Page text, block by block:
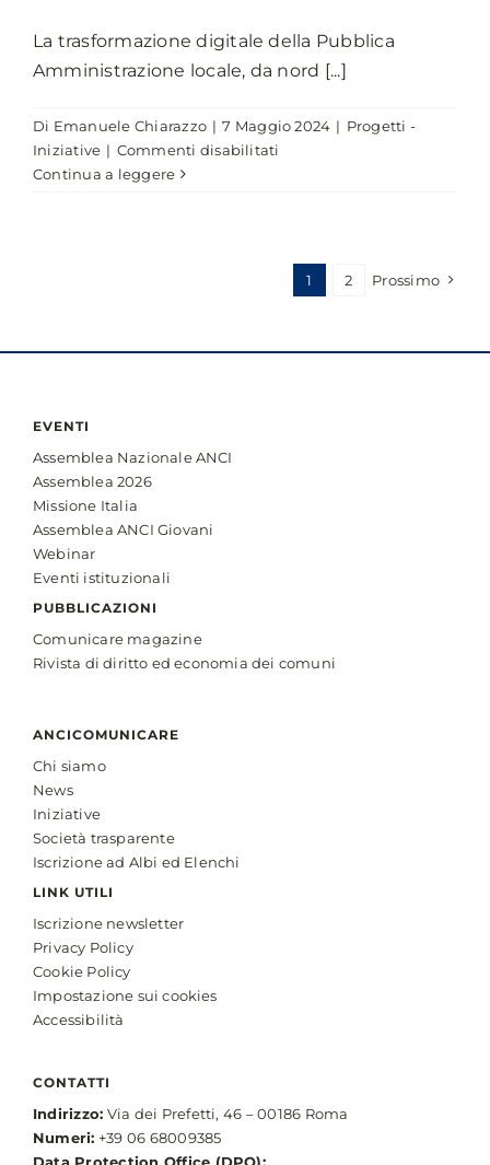
La trasformazione digitale della Pubblica
Amministrazione locale, da nord [...]
Di Emanuele Chiarazzo | 7 Maggio 2024 | Progetti -
Iniziative | Commenti disabilitati
sostenibili.
Continua a leggere
1 2 Prossimo
EVENTI
Assemblea Nazionale ANCI
Assemblea 2026
Missione Italia
Assemblea ANCI Giovani
Webinar
Eventi istituzionali
PUBBLICAZIONI
Comunicare magazine
Rivista di diritto ed economia dei comuni
ANCICOMUNICARE
Chi siamo
News
Iniziative
Società trasparente
Iscrizione ad Albi ed Elenchi
LINK UTILI
Iscrizione newsletter
Privacy Policy
Cookie Policy
Impostazione sui cookies
Accessibilità
CONTATTI
Indirizzo: Via dei Prefetti, 46 – 00186 Roma
Numeri: +39 06 68009385
Data Protection Office (DPO):